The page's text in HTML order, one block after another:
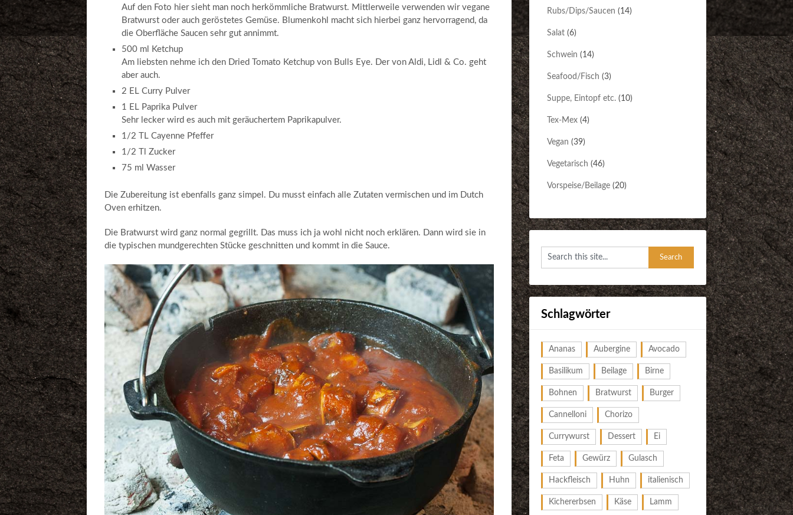
Auf den Foto hier sieht man noch herkömmliche Bratwurst. Mittlerweile verwenden wir vegane
Bratwurst oder auch geröstetes Gemüse. Blumenkohl macht sich hierbei ganz hervorragend, da
die Oberfläche Saucen sehr gut annimmt.
500 ml Ketchup
Am liebsten nehme ich den Dried Tomato Ketchup von Bulls Eye. Der von Aldi, Lidl & Co. geht
aber auch.
2 EL Curry Pulver
1 EL Paprika Pulver
Sehr lecker wird es auch mit geräuchertem Paprikapulver.
1/2 TL Cayenne Pfeffer
1/2 Tl Zucker
75 ml Wasser
Die Zubereitung ist ebenfalls ganz simpel. Du musst einfach alle Zutaten vermischen und im Dutch
Oven erhitzen.
Die Bratwurst wird ganz normal gegrillt. Das muss ich ja wohl nicht noch erklären. Dann wird sie in
die typischen mundgerechten Stücke geschnitten und kommt in die Sauce.
Rubs/Dips/Saucen (14)
Salat (6)
Schwein (14)
Seafood/Fisch (3)
Suppe, Eintopf etc. (10)
Tex-Mex (4)
Vegan (39)
Vegetarisch (46)
Vorspeise/Beilage (20)
Schlagwörter
Ananas Aubergine Avocado
Basilikum Beilage Birne
Bohnen Bratwurst Burger
Cannelloni Chorizo
Currywurst Dessert Ei
Feta Gewürz Gulasch
Hackfleisch Huhn italienisch
Kichererbsen Käse Lamm